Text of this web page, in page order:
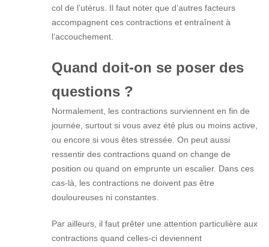
col de l’utérus. Il faut noter que d’autres facteurs
accompagnent ces contractions et entraînent à
l’accouchement.
Quand doit-on se poser des
questions ?
Normalement, les contractions surviennent en fin de
journée, surtout si vous avez été plus ou moins active,
ou encore si vous êtes stressée. On peut aussi
ressentir des contractions quand on change de
position ou quand on emprunte un escalier. Dans ces
cas-là, les contractions ne doivent pas être
douloureuses ni constantes.
Par ailleurs, il faut prêter une attention particulière aux
contractions quand celles-ci deviennent